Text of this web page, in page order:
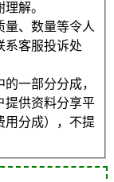
解。
、数量等令人
系客服投诉处
一部分分成，
提供资料分享平
用分成），不提